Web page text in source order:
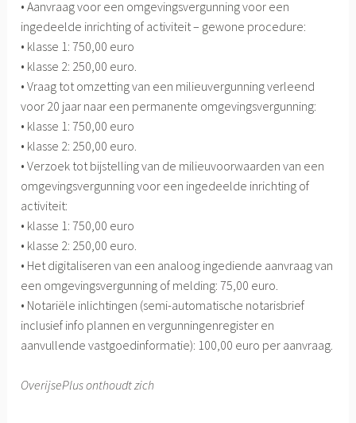
• Aanvraag voor een omgevingsvergunning voor een
ingedeelde inrichting of activiteit – gewone procedure:
• klasse 1: 750,00 euro
• klasse 2: 250,00 euro.
• Vraag tot omzetting van een milieuvergunning verleend
voor 20 jaar naar een permanente omgevingsvergunning:
• klasse 1: 750,00 euro
• klasse 2: 250,00 euro.
• Verzoek tot bijstelling van de milieuvoorwaarden van een
omgevingsvergunning voor een ingedeelde inrichting of
activiteit:
• klasse 1: 750,00 euro
• klasse 2: 250,00 euro.
• Het digitaliseren van een analoog ingediende aanvraag van
een omgevingsvergunning of melding: 75,00 euro.
• Notariële inlichtingen (semi-automatische notarisbrief
inclusief info plannen en vergunningenregister en
aanvullende vastgoedinformatie): 100,00 euro per aanvraag.
OverijsePlus onthoudt zich